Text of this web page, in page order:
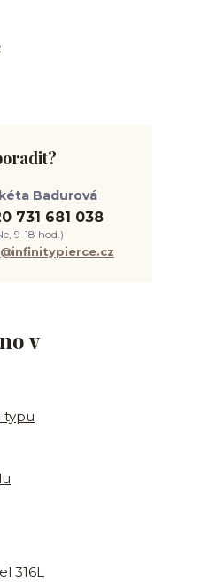
v
typu
316L
Badurová
731 681 038
9-18 hod.)